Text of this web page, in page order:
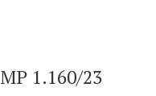
1.160/23